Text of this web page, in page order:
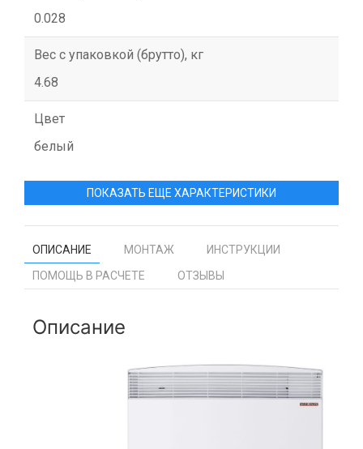
0.028
Вес с упаковкой (брутто), кг
4.68
Цвет
белый
ПОКАЗАТЬ ЕЩЕ ХАРАКТЕРИСТИКИ
ОПИСАНИЕ МОНТАЖ
ИНСТРУКЦИИ
ПОМОЩЬ В РАСЧЕТЕ
ОТЗЫВЫ
Описание